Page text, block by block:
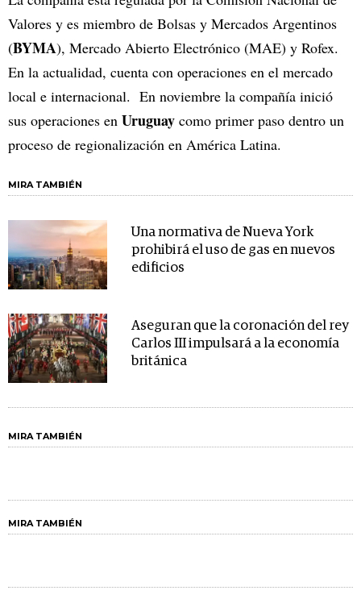
Valores y es miembro de Bolsas y Mercados Argentinos
(BYMA), Mercado Abierto Electrónico (MAE) y Rofex.
En la actualidad, cuenta con operaciones en el mercado
local e internacional. En noviembre la compañía inició
sus operaciones en Uruguay como primer paso dentro un
proceso de regionalización en América Latina.
MIRA TAMBIÉN
Una normativa de Nueva York
prohibirá el uso de gas en nuevos
edificios
Aseguran que la coronación del rey
Carlos III impulsará a la economía
británica
MIRA TAMBIÉN
MIRA TAMBIÉN